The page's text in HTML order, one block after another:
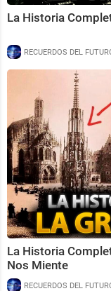
La Historia
RECUERDOS DEL
La Historia
Nos Miente
RECUERDOS DEL